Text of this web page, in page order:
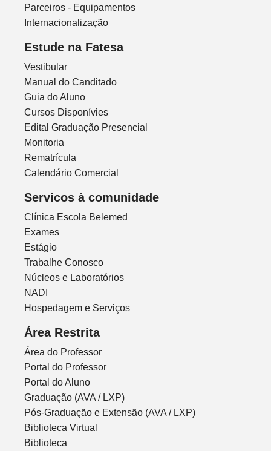
Parceiros - Equipamentos
Internacionalização
Estude na Fatesa
Vestibular
Manual do Canditado
Guia do Aluno
Cursos Disponívies
Edital Graduação Presencial
Monitoria
Rematrícula
Calendário Comercial
Servicos à comunidade
Clínica Escola Belemed
Exames
Estágio
Trabalhe Conosco
Núcleos e Laboratórios
NADI
Hospedagem e Serviços
Área Restrita
Área do Professor
Portal do Professor
Portal do Aluno
Graduação (AVA / LXP)
Pós-Graduação e Extensão (AVA / LXP)
Biblioteca Virtual
Biblioteca